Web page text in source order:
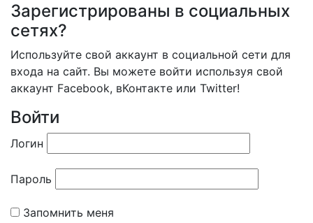
Зарегистрированы в социальных
сетях?
Используйте свой аккаунт в социальной сети для
входа на сайт. Вы можете войти используя свой
аккаунт Facebook, вКонтакте или Twitter!
Войти
Логин
Пароль
Запомнить меня